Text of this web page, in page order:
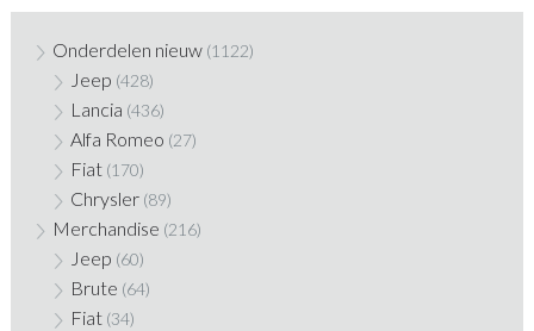
Onderdelen nieuw (1122)
Jeep (428)
Lancia (436)
Alfa Romeo (27)
Fiat (170)
Chrysler (89)
Merchandise (216)
Jeep (60)
Brute (64)
Fiat (34)